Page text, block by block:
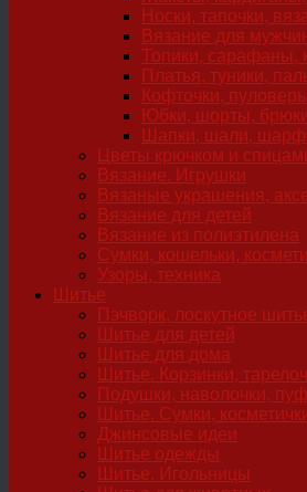
Носки, тапочки,
Вязание для
Топики, сарафаны,
Платья, туники,
Кофточки,
Юбки, шорты,
Шапки, шали,
Цветы крючком и
Вязание. Игрушки
Вязаные украшения,
Вязание для детей
Вязание из полиэтилена
Сумки, кошельки,
Узоры, техника
Шитье
Пэчворк, лоскутное
Шитье для детей
Шитье для дома
Шитье. Корзинки,
Подушки, наволочки,
Шитье. Сумки,
Джинсовые идеи
Шитье одежды
Шитье. Игольницы